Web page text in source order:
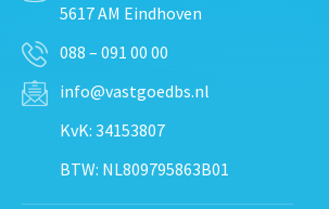
5617 AM Eindhoven
088 – 091 00 00
info@vastgoedbs.nl
KvK: 34153807
BTW: NL809795863B01